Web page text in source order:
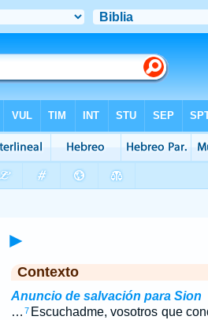
►
Contexto
Anuncio de salvación para Sion
… 7 Escuchadme, vosotros que